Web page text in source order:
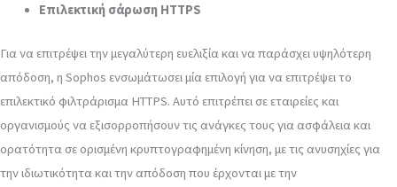
Επιλεκτική σάρωση HTTPS
Για να επιτρέψει την μεγαλύτερη ευελιξία και να παράσχει υψηλότερη
απόδοση, η Sophos ενσωμάτωσει μία επιλογή για να επιτρέψει το
επιλεκτικό φιλτράρισμα HTTPS. Αυτό επιτρέπει σε εταιρείες και
οργανισμούς να εξισορροπήσουν τις ανάγκες τους για ασφάλεια και
ορατότητα σε ορισμένη κρυπτογραφημένη κίνηση, με τις ανυσηχίες για
την ιδιωτικότητα και την απόδοση που έρχονται με την